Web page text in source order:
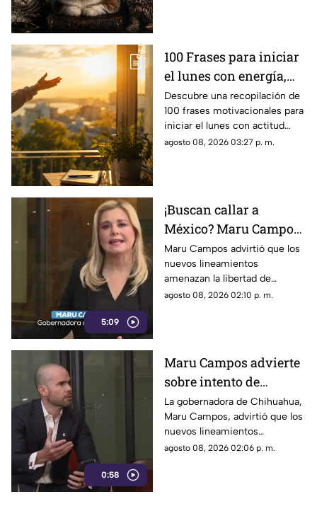
100 Frases para iniciar
el lunes con energía,
motivación y éxito
Descubre una recopilación de
100 frases motivacionales para
iniciar el lunes con actitud
positiva, superar la rutina y
agosto 08, 2026 03:27 p. m.
5:09
¡Buscan callar a
México? Maru Campos
rechaza regulaciones
que amenazan la
libertad de expresión y
sancionan a la prensa
Maru Campos advirtió que los
nuevos lineamientos
amenazan la libertad de
expresión al permitir al poder
agosto 08, 2026 02:10 p. m.
0:58
Maru Campos advierte
sobre intento de
censura del Gobierno
Federal bajo la nueva
ley que controla a los
medios
La gobernadora de Chihuahua,
Maru Campos, advirtió que los
nuevos lineamientos
impulsados por el Gobierno
agosto 08, 2026 02:06 p. m.